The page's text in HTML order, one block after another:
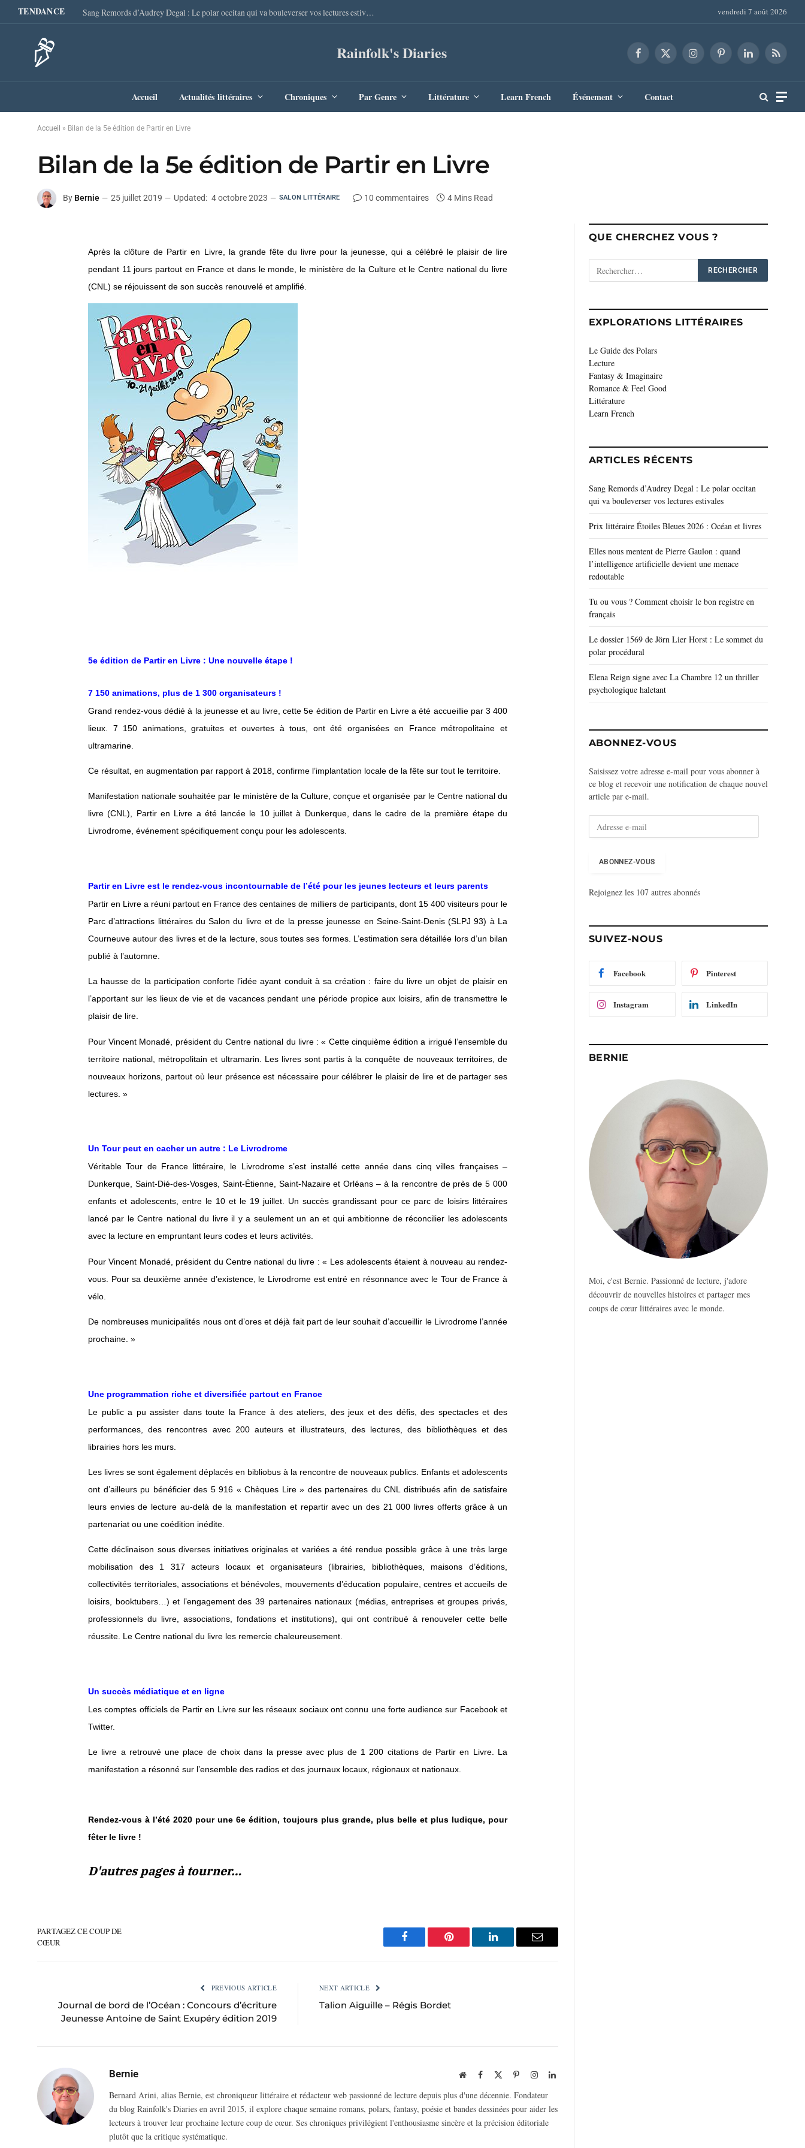
TENDANCE Sang Remords d’Audrey Degal : Le polar occitan qui va bouleverser vos lectures estivales vendredi 7 août 2026
Rainfolk's Diaries Facebook
X
InstagramPinterestLinkedInRSS
Accueil Actualités littéraires Chroniques Par Genre Littérature Learn French Événement Contact
Accueil » Bilan de la 5e édition de Partir en Livre
Bilan de la 5e édition de Partir en Livre
By Bernie 25 juillet 2019 Updated: 4 octobre 2023 SALON LITTÉRAIRE 10 commentaires 4 Mins Read
Après la clôture de Partir en Livre, la grande fête du livre pour la jeunesse, qui a célébré le plaisir de lire
pendant 11 jours partout en France et dans le monde, le ministère de la Culture et le Centre national du livre
(CNL) se réjouissent de son succès renouvelé et amplifié.
5e édition de Partir en Livre : Une nouvelle étape !
7 150 animations, plus de 1 300 organisateurs !
Grand rendez-vous dédié à la jeunesse et au livre, cette 5e édition de Partir en Livre a été accueillie par 3 400
lieux. 7 150 animations, gratuites et ouvertes à tous, ont été organisées en France métropolitaine et
ultramarine.
Ce résultat, en augmentation par rapport à 2018, confirme l’implantation locale de la fête sur tout le territoire.
Manifestation nationale souhaitée par le ministère de la Culture, conçue et organisée par le Centre national du
livre (CNL), Partir en Livre a été lancée le 10 juillet à Dunkerque, dans le cadre de la première étape du
Livrodrome, événement spécifiquement conçu pour les adolescents.
Partir en Livre est le rendez-vous incontournable de l’été pour les jeunes lecteurs et leurs parents
Partir en Livre a réuni partout en France des centaines de milliers de participants, dont 15 400 visiteurs pour le
Parc d’attractions littéraires du Salon du livre et de la presse jeunesse en Seine-Saint-Denis (SLPJ 93) à La
Courneuve autour des livres et de la lecture, sous toutes ses formes. L’estimation sera détaillée lors d’un bilan
publié à l’automne.
La hausse de la participation conforte l’idée ayant conduit à sa création : faire du livre un objet de plaisir en
l’apportant sur les lieux de vie et de vacances pendant une période propice aux loisirs, afin de transmettre le
plaisir de lire.
Pour Vincent Monadé, président du Centre national du livre : « Cette cinquième édition a irrigué l’ensemble du
territoire national, métropolitain et ultramarin. Les livres sont partis à la conquête de nouveaux territoires, de
nouveaux horizons, partout où leur présence est nécessaire pour célébrer le plaisir de lire et de partager ses
lectures. »
Un Tour peut en cacher un autre : Le Livrodrome
Véritable Tour de France littéraire, le Livrodrome s’est installé cette année dans cinq villes françaises –
Dunkerque, Saint-Dié-des-Vosges, Saint-Étienne, Saint-Nazaire et Orléans – à la rencontre de près de 5 000
enfants et adolescents, entre le 10 et le 19 juillet. Un succès grandissant pour ce parc de loisirs littéraires
lancé par le Centre national du livre il y a seulement un an et qui ambitionne de réconcilier les adolescents
avec la lecture en empruntant leurs codes et leurs activités.
Pour Vincent Monadé, président du Centre national du livre : « Les adolescents étaient à nouveau au rendez-
vous. Pour sa deuxième année d’existence, le Livrodrome est entré en résonnance avec le Tour de France à
vélo.
De nombreuses municipalités nous ont d’ores et déjà fait part de leur souhait d’accueillir le Livrodrome l’année
prochaine. »
Une programmation riche et diversifiée partout en France
Le public a pu assister dans toute la France à des ateliers, des jeux et des défis, des spectacles et des
performances, des rencontres avec 200 auteurs et illustrateurs, des lectures, des bibliothèques et des
librairies hors les murs.
Les livres se sont également déplacés en bibliobus à la rencontre de nouveaux publics. Enfants et adolescents
ont d’ailleurs pu bénéficier des 5 916 « Chèques Lire » des partenaires du CNL distribués afin de satisfaire
leurs envies de lecture au-delà de la manifestation et repartir avec un des 21 000 livres offerts grâce à un
partenariat ou une coédition inédite.
Cette déclinaison sous diverses initiatives originales et variées a été rendue possible grâce à une très large
mobilisation des 1 317 acteurs locaux et organisateurs (librairies, bibliothèques, maisons d’éditions,
collectivités territoriales, associations et bénévoles, mouvements d’éducation populaire, centres et accueils de
loisirs, booktubers…) et l’engagement des 39 partenaires nationaux (médias, entreprises et groupes privés,
professionnels du livre, associations, fondations et institutions), qui ont contribué à renouveler cette belle
réussite. Le Centre national du livre les remercie chaleureusement.
Un succès médiatique et en ligne
Les comptes officiels de Partir en Livre sur les réseaux sociaux ont connu une forte audience sur Facebook et
Twitter.
Le livre a retrouvé une place de choix dans la presse avec plus de 1 200 citations de Partir en Livre. La
manifestation a résonné sur l’ensemble des radios et des journaux locaux, régionaux et nationaux.
Rendez-vous à l’été 2020 pour une 6e édition, toujours plus grande, plus belle et plus ludique, pour
fêter le livre !
D'autres pages à tourner…
PARTAGEZ CE COUP DE
CŒUR
Facebook Pinterest LinkedIn Email
PREVIOUS ARTICLE
Journal de bord de l’Océan : Concours d’écriture
Jeunesse Antoine de Saint Exupéry édition 2019
NEXT ARTICLE
Talion Aiguille – Régis Bordet
Bernie WebsiteFacebook PinterestInstagramLinkedIn
Bernard Arini, alias Bernie, est chroniqueur littéraire et rédacteur web passionné de lecture depuis plus d'une décennie. Fondateur
du blog Rainfolk's Diaries en avril 2015, il explore chaque semaine romans, polars, fantasy, poésie et bandes dessinées pour aider les
lecteurs à trouver leur prochaine lecture coup de cœur. Ses chroniques privilégient l'enthousiasme sincère et la précision éditoriale
plutôt que la critique systématique.
QUE CHERCHEZ VOUS ?
EXPLORATIONS LITTÉRAIRES
Le Guide des Polars
Lecture
Fantasy & Imaginaire
Romance & Feel Good
Littérature
Learn French
ARTICLES RÉCENTS
Sang Remords d’Audrey Degal : Le polar occitan
qui va bouleverser vos lectures estivales
Prix littéraire Étoiles Bleues 2026 : Océan et livres
Elles nous mentent de Pierre Gaulon : quand
l’intelligence artificielle devient une menace
redoutable
Tu ou vous ? Comment choisir le bon registre en
français
Le dossier 1569 de Jörn Lier Horst : Le sommet du
polar procédural
Elena Reign signe avec La Chambre 12 un thriller
psychologique haletant
ABONNEZ-VOUS
Saisissez votre adresse e-mail pour vous abonner à
ce blog et recevoir une notification de chaque nouvel
article par e-mail.
e
m
a
ABONNEZ-VOUS
Rejoignez les 107 autres abonnés
SUIVEZ-NOUS
Facebook Pinterest
Instagram LinkedIn
BERNIE
Moi, c'est Bernie. Passionné de lecture, j'adore
découvrir de nouvelles histoires et partager mes
coups de cœur littéraires avec le monde.